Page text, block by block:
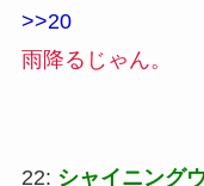
>>20
雨降るじゃん。
22: シャイニング